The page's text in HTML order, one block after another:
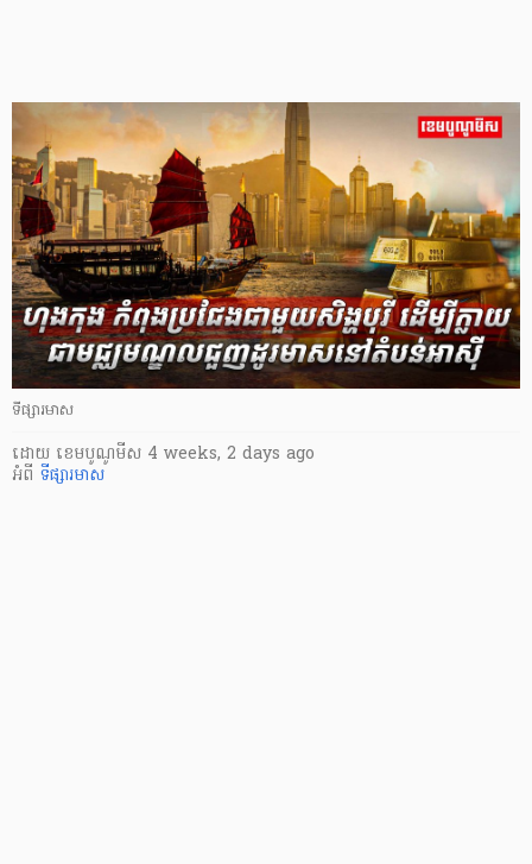
ទីផ្សារមាស
ដោយ ​ ខេមបូណូមីស 4 weeks, 2 days ago
អំពី ទីផ្សារមាស